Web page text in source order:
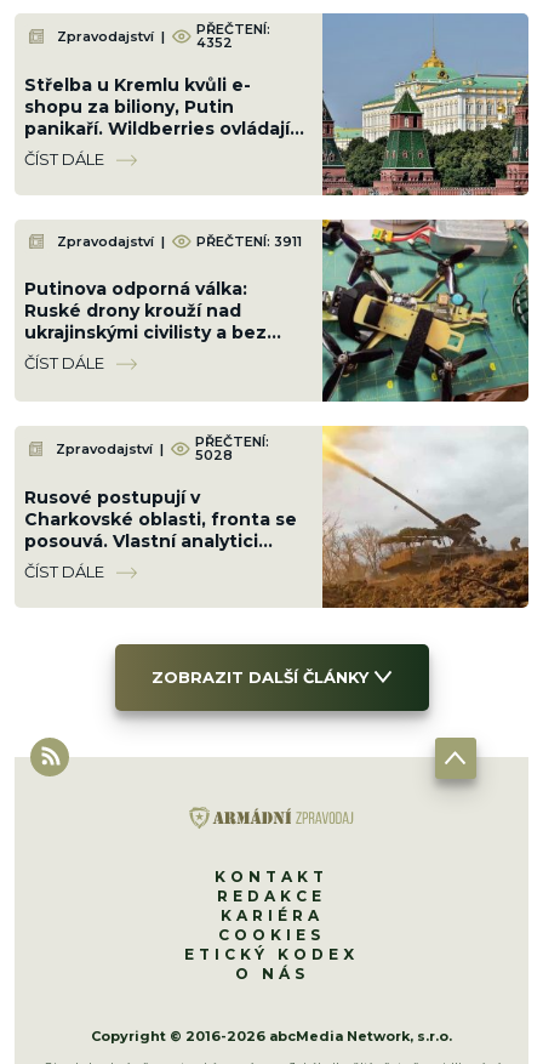
Zpravodajství | PŘEČTENÍ:
4352
Střelba u Kremlu kvůli e-
shopu za biliony, Putin
panikaří. Wildberries ovládají
kavkazské klany a teď po něm
jde i Kyjev
ČÍST DÁLE
Zpravodajství | PŘEČTENÍ: 3911
Putinova odporná válka:
Ruské drony krouží nad
ukrajinskými civilisty a bez
milosti je zabíjí. Bezmála 1 000
mrtvých, z toho 179 dětí
ČÍST DÁLE
Zpravodajství | PŘEČTENÍ:
5028
Rusové postupují v
Charkovské oblasti, fronta se
posouvá. Vlastní analytici
ukazují mapu, kde Ukrajinci
ztrácejí pozice
ČÍST DÁLE
ZOBRAZIT DALŠÍ ČLÁNKY
KONTAKT
REDAKCE
KARIÉRA
COOKIES
ETICKÝ KODEX
O NÁS
Copyright © 2016-2026 abcMedia Network, s.r.o.